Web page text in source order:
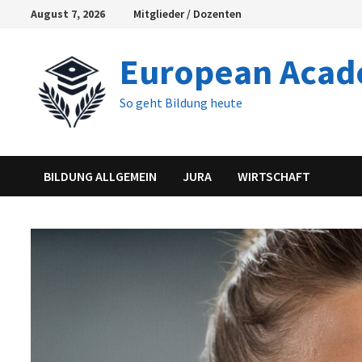
August 7, 2026 Mitglieder / Dozenten
European
So geht Bildung heute
BILDUNG ALLGEMEIN JURA WIRTSCHAFT